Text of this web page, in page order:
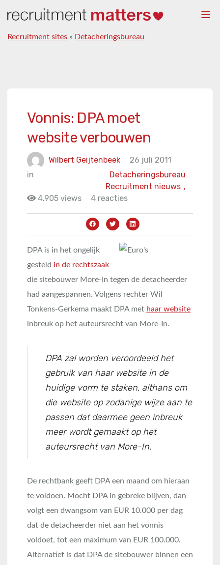
Recruitment sites » Detacheringsbureau
Vonnis: DPA moet
website verbouwen
Wilbert Geijtenbeek
26 juli 2011
in
Detacheringsbureau
Recruitment nieuws ,
4.905 views
4 reacties
DPA is in het ongelijk
gesteld in de rechtszaak
die sitebouwer More-In tegen de detacheerder
had aangespannen. Volgens rechter Wil
Tonkens-Gerkema maakt DPA met haar website
inbreuk op het auteursrecht van More-In.
DPA zal worden veroordeeld het
gebruik van haar website in de
huidige vorm te staken, althans om
die website op zodanige wijze aan te
passen dat daarmee geen inbreuk
meer wordt gemaakt op het
auteursrecht van More-In.
De rechtbank geeft DPA een maand om hieraan
te voldoen. Mocht DPA in gebreke blijven, dan
volgt een dwangsom van EUR 10.000 per dag
dat de detacheerder niet aan het vonnis
voldoet, tot een maximum van EUR 100.000.
Alternatief is dat DPA de sitebouwer binnen een